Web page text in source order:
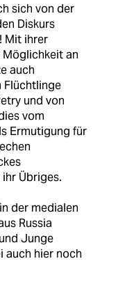
sich von der
Diskurs
Mit ihrer
an
auch
Flüchtlinge
und von
vom
Ermutigung für
Übriges.
der medialen
Russia
Junge
auch hier noch